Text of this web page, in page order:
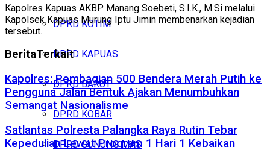
DPRD KOTIM
DPRD KAPUAS
DPRD BARUT
DPRD KOBAR
DPRD GUNUNG MAS
Kapolres Kapuas AKBP Manang Soebeti, S.I.K., M.Si melalui
Kapolsek Kapuas Murung Iptu Jimin membenarkan kejadian
tersebut.
BeritaTerkait
Kapolres: Pembagian 500 Bendera Merah Putih ke
Pengguna Jalan Bentuk Ajakan Menumbuhkan
Semangat Nasionalisme
Satlantas Polresta Palangka Raya Rutin Tebar
Kepedulian Lewat Program 1 Hari 1 Kebaikan